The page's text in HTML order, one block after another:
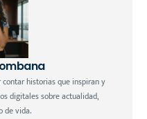
historias que inspiran y
digitales sobre actualidad,
de vida.